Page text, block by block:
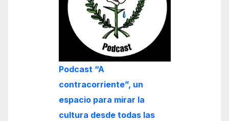
Podcast “A
contracorriente”, un
espacio para mirar la
cultura desde todas las